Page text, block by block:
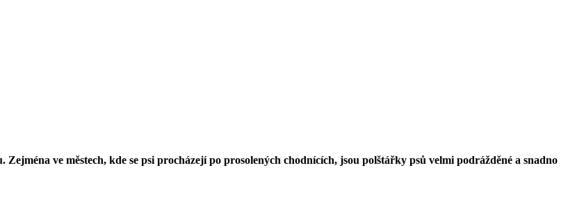
ve městech, kde se psi procházejí po prosolených chodnících, jsou polštářky psů velmi podrážděné a snadno